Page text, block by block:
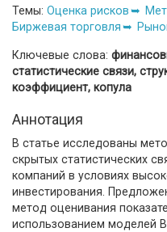
Темы: Оценка рисков
Биржевая торговля
Ключевые слова:
статистические связи,
коэффициент, копула
Аннотация
В статье исследованы
скрытых статистических
компаний в условиях
инвестирования.
метод оценивания
использованием моделей